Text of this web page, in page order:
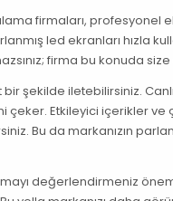
firmaları, profesyonel
led ekranları hızla
firma bu konuda
bir şekilde iletebilirsiniz.
Etkileyici içerikler ve
Bu da markanızın
değerlendirmeniz